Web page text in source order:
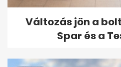
Változás jön a
Spar és a